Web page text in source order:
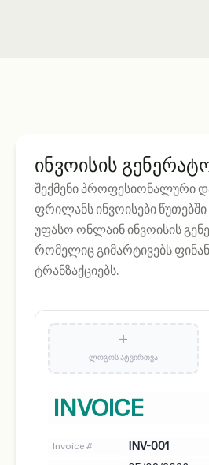
ინვოისის
შექმენი პროფესიონალური
ფრილანს ინვოისები წუთებში
უფასო ონლაინ ინვოისის
რომელიც გიმარტივებს
ტრანზაქციებს.
+
ᲚᲝᲒᲝᲡ ᲐᲢᲕᲘᲠᲗᲕᲐ